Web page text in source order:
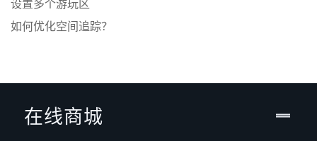
设置多个游玩区
如何优化空间追踪？
在线商城